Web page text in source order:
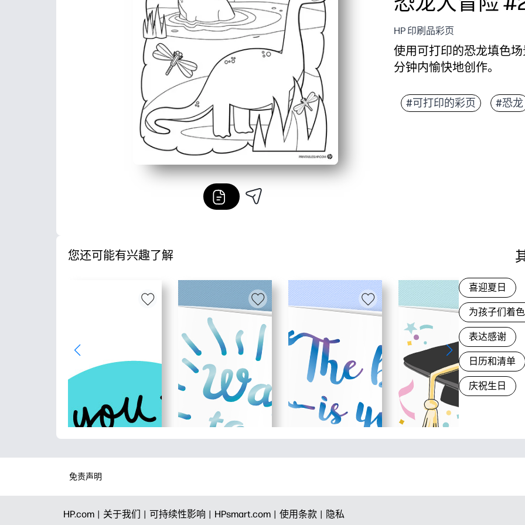
HP 印刷品彩页
使用可打印的恐龙填色
分钟内愉快地创作。
只需下载、打印和着
#可打印的彩页 #恐龙
您还可能有兴趣了解
喜迎夏日
为孩子们着色
表达感谢
日历和清单
庆祝生日
免责声明
HP.com | 关于我们 | 可持续性影响 | HPsmart.com | 使用条款 | 隐私